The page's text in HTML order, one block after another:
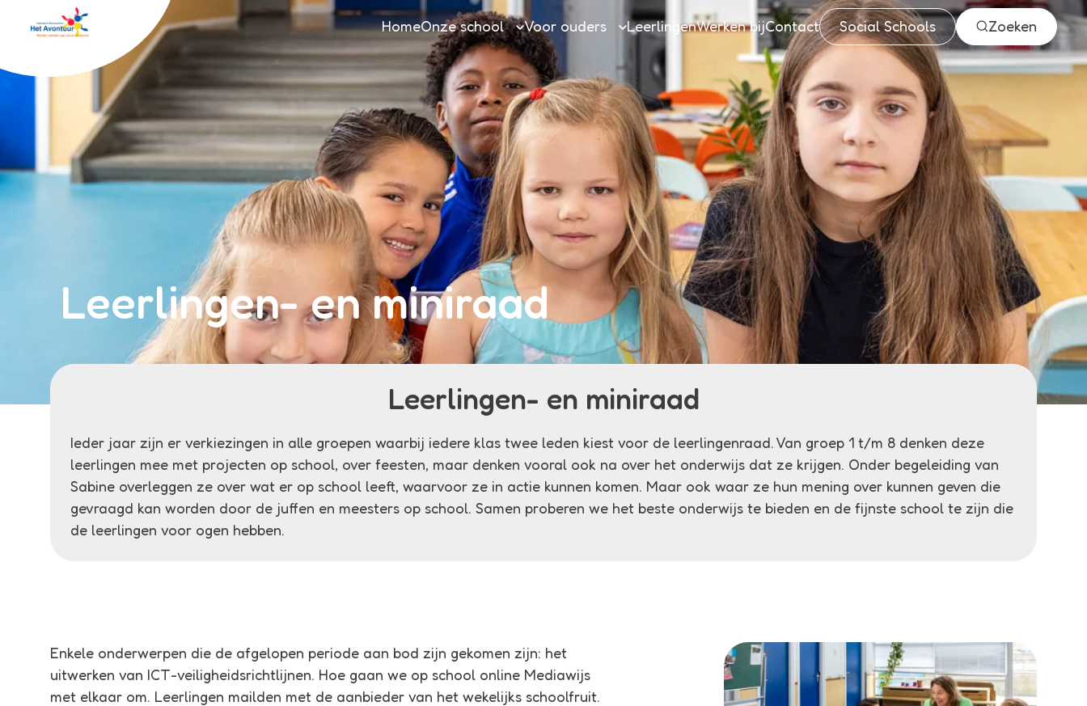
Avontuur
HomeOnze school
Onze school
Opleidingsschool
Passend onderwijs
Veiligheidshandboek
Gedragscode
Almeerse Scholen Groep
Voor ouders
Voor ouders
Huidige ouders
Nieuwe ouders
Buitenschoolse opvang
Vakanties en vrije dagen
Klachten
LeerlingenWerken bijContact Social Schools Zoeken
Leerlingen- en miniraad
Leerlingen- en miniraad
Ieder jaar zijn er verkiezingen in alle groepen waarbij iedere klas twee leden kiest voor de leerlingenraad. Van groep 1 t/m 8 denken deze
leerlingen mee met projecten op school, over feesten, maar denken vooral ook na over het onderwijs dat ze krijgen. Onder begeleiding van
Sabine overleggen ze over wat er op school leeft, waarvoor ze in actie kunnen komen. Maar ook waar ze hun mening over kunnen geven die
gevraagd kan worden door de juffen en meesters op school. Samen proberen we het beste onderwijs te bieden en de fijnste school te zijn die
de leerlingen voor ogen hebben.
Enkele onderwerpen die de afgelopen periode aan bod zijn gekomen zijn: het
uitwerken van ICT-veiligheidsrichtlijnen. Hoe gaan we op school online Mediawijs
met elkaar om. Leerlingen mailden met de aanbieder van het wekelijks schoolfruit.